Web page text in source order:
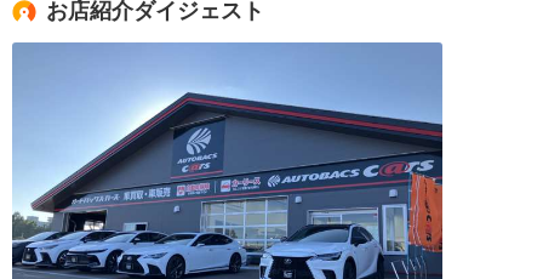
お店紹介ダイジェスト